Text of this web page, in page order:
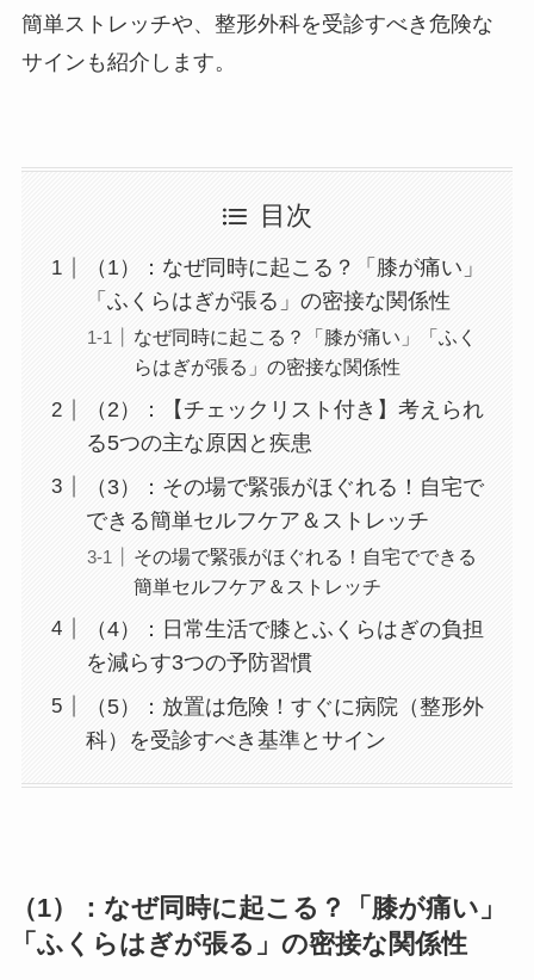
簡単ストレッチや、整形外科を受診すべき危険な
サインも紹介します。
目次
（1）：なぜ同時に起こる？「膝が痛い」
「ふくらはぎが張る」の密接な関係性
なぜ同時に起こる？「膝が痛い」「ふく
らはぎが張る」の密接な関係性
（2）：【チェックリスト付き】考えられ
る5つの主な原因と疾患
（3）：その場で緊張がほぐれる！自宅で
できる簡単セルフケア＆ストレッチ
その場で緊張がほぐれる！自宅でできる
簡単セルフケア＆ストレッチ
（4）：日常生活で膝とふくらはぎの負担
を減らす3つの予防習慣
（5）：放置は危険！すぐに病院（整形外
科）を受診すべき基準とサイン
（1）：なぜ同時に起こる？「膝が痛い」
「ふくらはぎが張る」の密接な関係性